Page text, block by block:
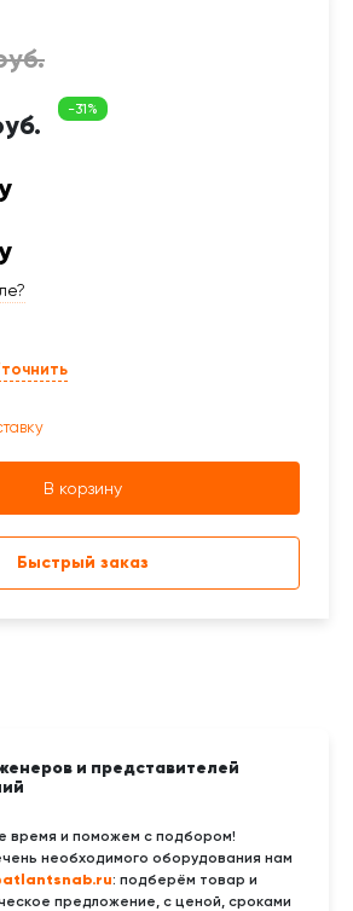
и представителей
время и поможем с подбором!
необходимого оборудования нам
: подберём товар и
предложение, с ценой, сроками
В корзину
Быстрый заказ